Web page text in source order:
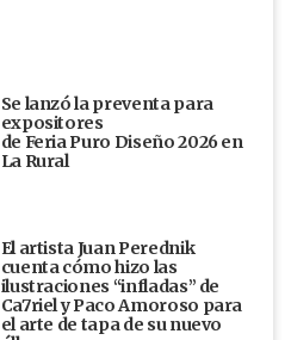
Se lanzó la preventa para
expositores
de Feria Puro Diseño 2026 en
La Rural
El artista Juan Perednik
cuenta cómo hizo las
ilustraciones “infladas” de
Ca7riel y Paco Amoroso para
el arte de tapa de su nuevo